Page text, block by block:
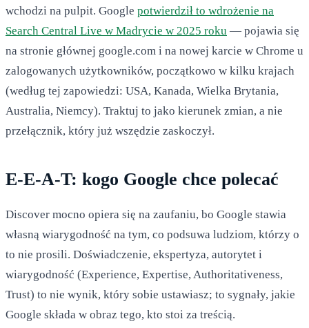
wchodzi na pulpit. Google potwierdził to wdrożenie na
Search Central Live w Madrycie w 2025 roku — pojawia się
na stronie głównej google.com i na nowej karcie w Chrome u
zalogowanych użytkowników, początkowo w kilku krajach
(według tej zapowiedzi: USA, Kanada, Wielka Brytania,
Australia, Niemcy). Traktuj to jako kierunek zmian, a nie
przełącznik, który już wszędzie zaskoczył.
E-E-A-T: kogo Google chce polecać
Discover mocno opiera się na zaufaniu, bo Google stawia
własną wiarygodność na tym, co podsuwa ludziom, którzy o
to nie prosili. Doświadczenie, ekspertyza, autorytet i
wiarygodność (Experience, Expertise, Authoritativeness,
Trust) to nie wynik, który sobie ustawiasz; to sygnały, jakie
Google składa w obraz tego, kto stoi za treścią.